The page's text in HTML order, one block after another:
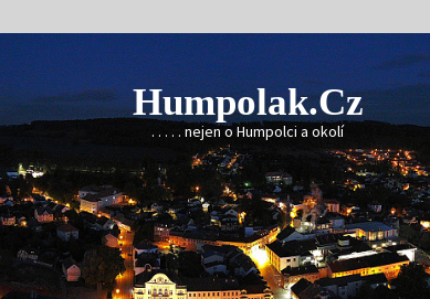
Humpolak.cz
. . . . . nejen o Humpolci a okolí